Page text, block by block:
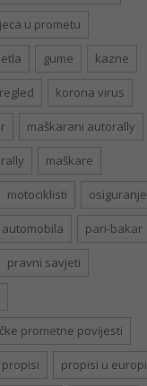
u prometu
gume kazne
korona virus
maškarani autorally
maškare
motociklisti osiguranje
pari-bakar
pravni savjeti
prometne povijesti
propisi propisi u europi